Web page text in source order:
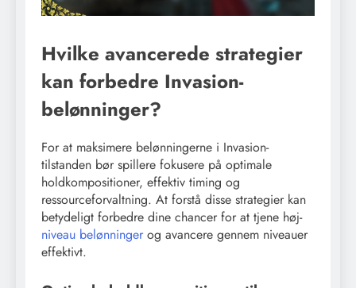
Hvilke avancerede strategier
kan forbedre Invasion-
belønninger?
For at maksimere belønningerne i Invasion-
tilstanden bør spillere fokusere på optimale
holdkompositioner, effektiv timing og
ressourceforvaltning. At forstå disse strategier kan
betydeligt forbedre dine chancer for at tjene høj-
niveau belønninger og avancere gennem niveauer
effektivt.